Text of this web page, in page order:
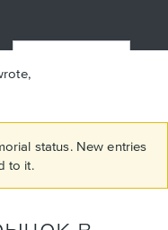
status. New entries
to it.